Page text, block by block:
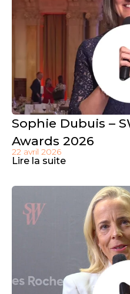
Sophie Dubuis –
Awards 2026
22 avril 2026
Lire la suite